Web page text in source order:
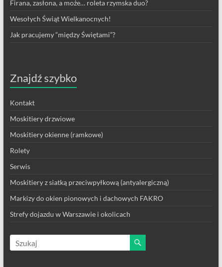
Firana, zasłona, a może… roleta rzymska duo?
Wesołych Świąt Wielkanocnych!
Jak pracujemy “między Świętami”?
Znajdź szybko
Kontakt
Moskitiery drzwiowe
Moskitiery okienne (ramkowe)
Rolety
Serwis
Moskitiery z siatką przeciwpyłkową (antyalergiczną)
Markizy do okien pionowych i dachowych FAKRO
Strefy dojazdu w Warszawie i okolicach